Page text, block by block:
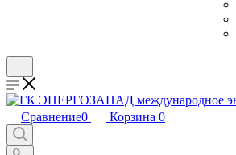
Сравнение0 Корзина 0